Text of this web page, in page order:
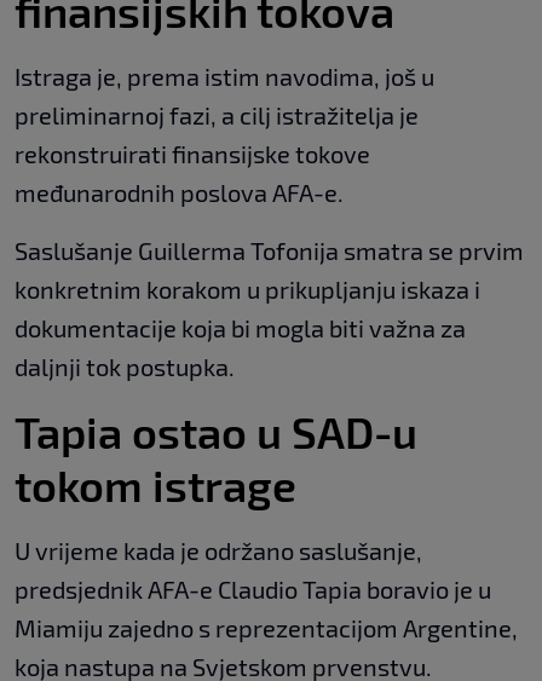
finansijskih tokova
Istraga je, prema istim navodima, još u
preliminarnoj fazi, a cilj istražitelja je
rekonstruirati finansijske tokove
međunarodnih poslova AFA-e.
Saslušanje Guillermа Tofonija smatra se prvim
konkretnim korakom u prikupljanju iskaza i
dokumentacije koja bi mogla biti važna za
daljnji tok postupka.
Tapia ostao u SAD-u
tokom istrage
U vrijeme kada je održano saslušanje,
predsjednik AFA-e Claudio Tapia boravio je u
Miamiju zajedno s reprezentacijom Argentine,
koja nastupa na Svjetskom prvenstvu.